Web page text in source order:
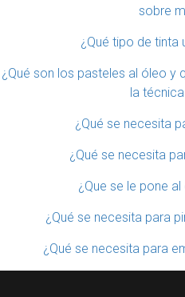
sobre
¿Qué tipo de tinta
¿Qué son los pasteles al óleo y
la
¿Qué se necesita
¿Qué se necesita
¿Que se le pone
¿Qué se necesita para
¿Qué se necesita para